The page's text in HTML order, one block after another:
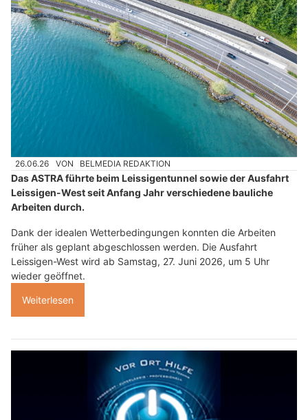
26.06.26 VON BELMEDIA REDAKTION
Das ASTRA führte beim Leissigentunnel sowie der Ausfahrt
Leissigen-West seit Anfang Jahr verschiedene bauliche
Arbeiten durch.
Dank der idealen Wetterbedingungen konnten die Arbeiten
früher als geplant abgeschlossen werden. Die Ausfahrt
Leissigen-West wird ab Samstag, 27. Juni 2026, um 5 Uhr
wieder geöffnet.
Weiterlesen